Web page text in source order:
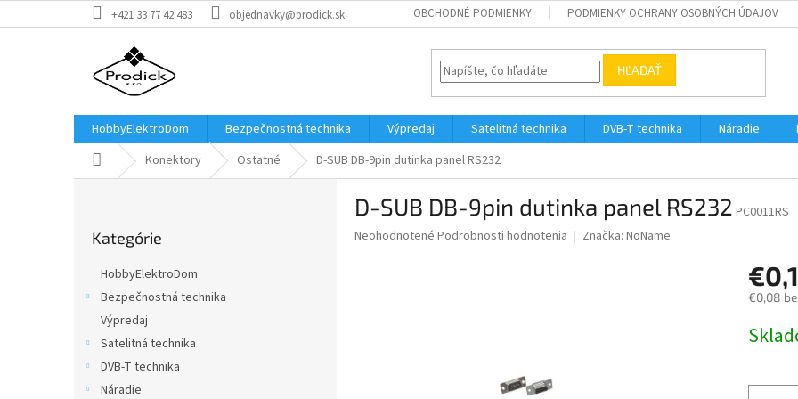
na
+421 33 77 42 483 objednavky@prodick.sk OBCHODNÉ PODMIENKY PODMIENKY OCHRANY OSOBNÝCH ÚDAJOV
HĽADAŤ
HobbyElektroDom Bezpečnostná technika Výpredaj Satelitná technika DVB-T technika Náradie
DomovKonektory Ostatné D-SUB DB-9pin dutinka panel RS232
kategórie
Kategórie
HobbyElektroDom
Bezpečnostná technika
Výpredaj
Satelitná technika
DVB-T technika
Náradie
D-SUB DB-9pin dutinka panel RS232 PC0011RS
Priemerné
Neohodnotené Podrobnosti hodnotenia Značka: NoName
€0,08
cena: